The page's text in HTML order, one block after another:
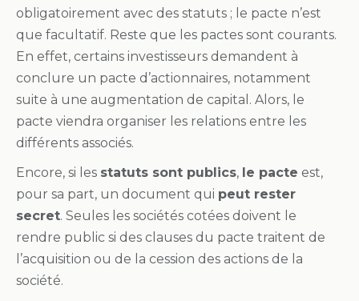
obligatoirement avec des statuts ; le pacte n’est
que facultatif. Reste que les pactes sont courants.
En effet, certains investisseurs demandent à
conclure un pacte d’actionnaires, notamment
suite à une augmentation de capital. Alors, le
pacte viendra organiser les relations entre les
différents associés.
Encore, si les statuts sont publics, le pacte est,
pour sa part, un document qui peut rester
secret. Seules les sociétés cotées doivent le
rendre public si des clauses du pacte traitent de
l’acquisition ou de la cession des actions de la
société.